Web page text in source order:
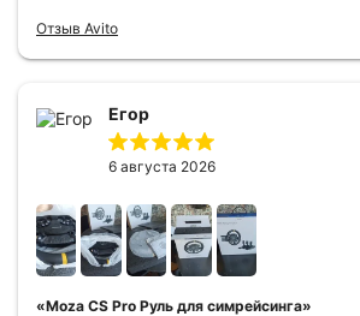
Отзыв Avito
Егор
6 августа 2026
«Moza CS Pro Руль для симрейсинга»